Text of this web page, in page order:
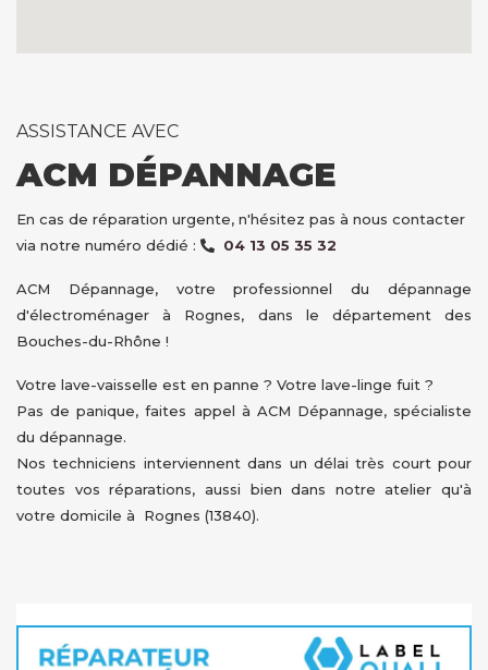
ASSISTANCE AVEC
ACM DÉPANNAGE
En cas de réparation urgente, n'hésitez pas à nous contacter
via notre numéro dédié :
04 13 05 35 32
ACM Dépannage, votre professionnel du dépannage
d'électroménager à Rognes, dans le département des
Bouches-du-Rhône !
Votre lave-vaisselle est en panne ? Votre lave-linge fuit ?
Pas de panique, faites appel à ACM Dépannage, spécialiste
du dépannage.
Nos techniciens interviennent dans un délai très court pour
toutes vos réparations, aussi bien dans notre atelier qu'à
votre domicile à Rognes (13840).